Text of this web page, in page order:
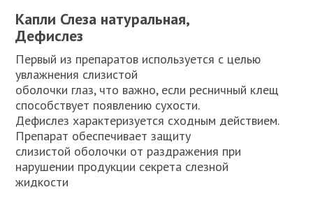
Капли Слеза натуральная,
Дефислез
Первый из препаратов используется с целью
увлажнения слизистой
оболочки глаз, что важно, если ресничный клещ
способствует появлению сухости.
Дефислез характеризуется сходным действием.
Препарат обеспечивает защиту
слизистой оболочки от раздражения при
нарушении продукции секрета слезной
жидкости